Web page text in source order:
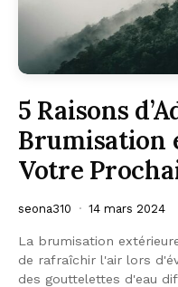
5 Raisons
Brumisation
Votre
seona310 14 mars 2024
La brumisation
de rafraîchir l'air lors
des gouttelettes d'eau